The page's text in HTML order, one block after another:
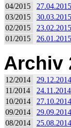
04/2015
27.04.2015
03/2015
30.03.2015
02/2015
23.02.2015
01/2015
26.01.2015
Archiv
12/2014 29.12.2014
11/2014
24.11.2014
10/2014
27.10.2014
09/2014
29.09.2014
08/2014
25.08.2014